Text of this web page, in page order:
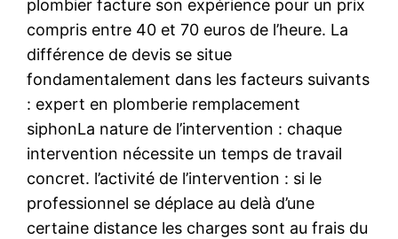
plombier facture son expérience pour un prix
compris entre 40 et 70 euros de l’heure. La
différence de devis se situe
fondamentalement dans les facteurs suivants
: expert en plomberie remplacement
siphonLa nature de l’intervention : chaque
intervention nécessite un temps de travail
concret. l’activité de l’intervention : si le
professionnel se déplace au delà d’une
certaine distance les charges sont au frais du